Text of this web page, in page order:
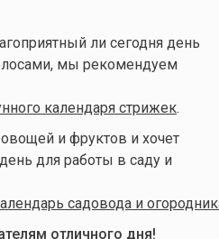
ли сегодня день
мы рекомендуем
календаря стрижек.
и фруктов и хочет
для работы в саду и
садовода и
отличного дня!